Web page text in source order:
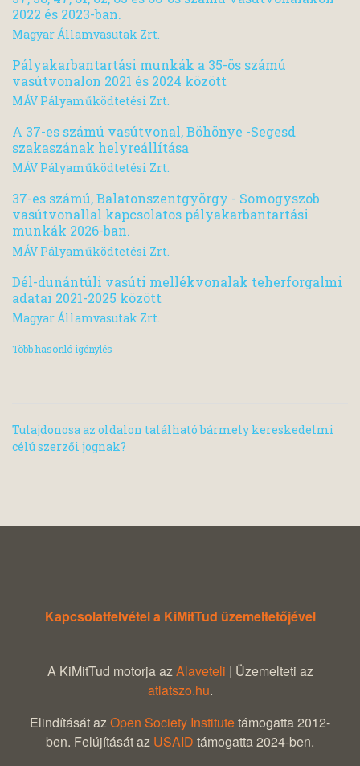
2022 és 2023-ban.
Magyar Államvasutak Zrt.
Pályakarbantartási munkák a 35-ös számú
vasútvonalon 2021 és 2024 között
MÁV Pályaműködtetési Zrt.
A 37-es számú vasútvonal, Böhönye -Segesd
szakaszának helyreállítása
MÁV Pályaműködtetési Zrt.
37-es számú, Balatonszentgyörgy - Somogyszob
vasútvonallal kapcsolatos pályakarbantartási
munkák 2026-ban.
MÁV Pályaműködtetési Zrt.
Dél-dunántúli vasúti mellékvonalak teherforgalmi
adatai 2021-2025 között
Magyar Államvasutak Zrt.
Több hasonló igénylés
Tulajdonosa az oldalon található bármely kereskedelmi
célú szerzői jognak?
Kapcsolatfelvétel a KiMitTud üzemeltetőjével
A KiMitTud motorja azAlaveteli | Üzemelteti az
atlatszo.hu.
Elindítását azOpen Society Institutetámogatta 2012-
ben. Felújítását az USAID támogatta 2024-ben.